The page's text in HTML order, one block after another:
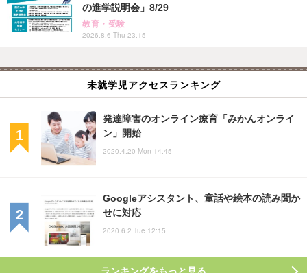
の進学説明会」8/29
教育・受験
2026.8.6 Thu 23:15
未就学児アクセスランキング
発達障害のオンライン療育「みかんオンライ
ン」開始
2020.4.20 Mon 14:45
Googleアシスタント、童話や絵本の読み聞か
せに対応
2020.6.2 Tue 12:15